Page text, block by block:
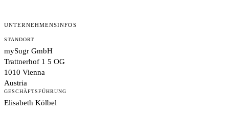
UNTERNEHMENSINFOS
STANDORT
mySugr GmbH
Trattnerhof 1 5 OG
1010 Vienna
Austria
GESCHÄFTSFÜHRUNG
Elisabeth Kölbel